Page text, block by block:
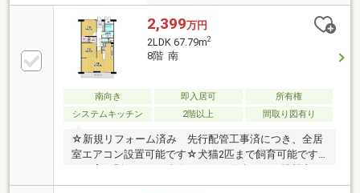
2,399万円
2LDK 67.79m2
8階 南
南向き 即入居可
所有権
システムキッチン
2階以上 間取り図有り
☆新規リフォーム済み 先行配管工事済につき、全居
室エアコン設置可能です☆犬猫2匹まで飼育可能です
（飼育細則あり）☆南向きにつき陽当たり・眺望良好
です